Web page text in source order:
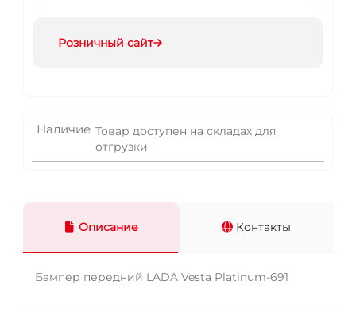
Розничный сайт
Наличие Товар доступен на складах для
отгрузки
Описание Контакты
Бампер передний LADA Vesta Platinum-691